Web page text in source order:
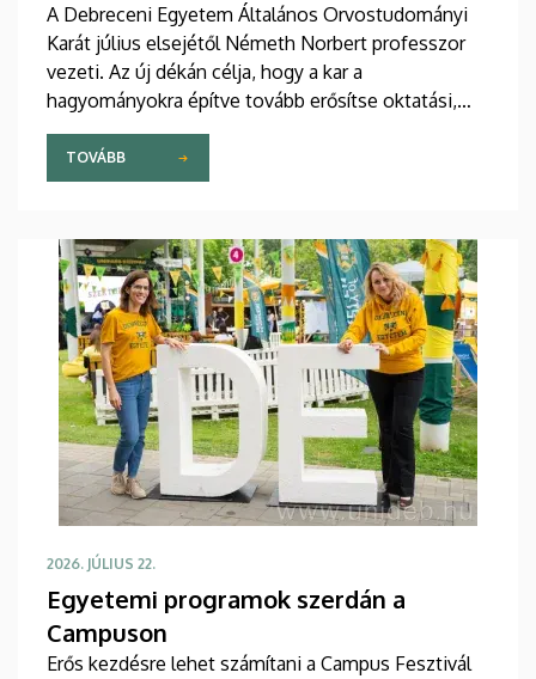
A Debreceni Egyetem Általános Orvostudományi
Karát július elsejétől Németh Norbert professzor
vezeti. Az új dékán célja, hogy a kar a
hagyományokra építve tovább erősítse oktatási,
kutatási és nemzetközi pozícióját. Kiemelt
feladatként jelölte meg az orvosképzés további
folyamatos fejlesztését, különös tekintettel a
tanulási igényeihez igazodó oktatásmódszertanra.
TOVÁBB
2026. JÚLIUS 22.
Egyetemi programok szerdán a
Campuson
Erős kezdésre lehet számítani a Campus Fesztivál